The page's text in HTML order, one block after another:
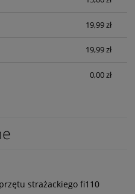
19,99 zł
19,99 zł
0,00 zł
strażackiego fi110